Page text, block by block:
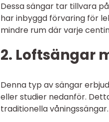
Dessa sängar tar tillvara
har inbyggd förvaring för
mindre rum där varje
2. Loftsängar
Denna typ av sängar
eller studier nedanför.
traditionella våningssängar.